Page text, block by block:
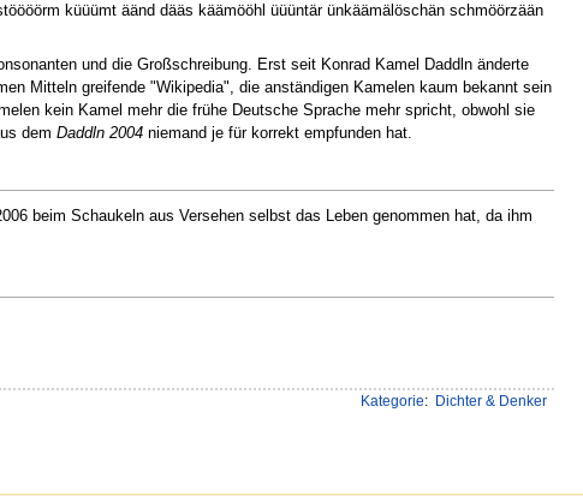
küüümt äänd dääs käämööhl üüüntär ünkäämälöschän schmöörzään
und die Großschreibung. Erst seit Konrad Kamel Daddln änderte
Mitteln greifende "Wikipedia", die anständigen Kamelen kaum bekannt sein
kein Kamel mehr die frühe Deutsche Sprache mehr spricht, obwohl sie
dem Daddln 2004 niemand je für korrekt empfunden hat.
beim Schaukeln aus Versehen selbst das Leben genommen hat, da ihm
Kategorie: Dichter & Denker